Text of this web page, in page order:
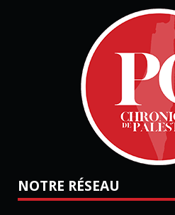
NOTRE RÉSEAU